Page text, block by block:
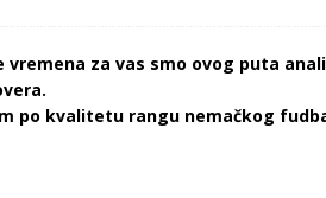
za vas smo ovog puta
po kvalitetu rangu nemačkog